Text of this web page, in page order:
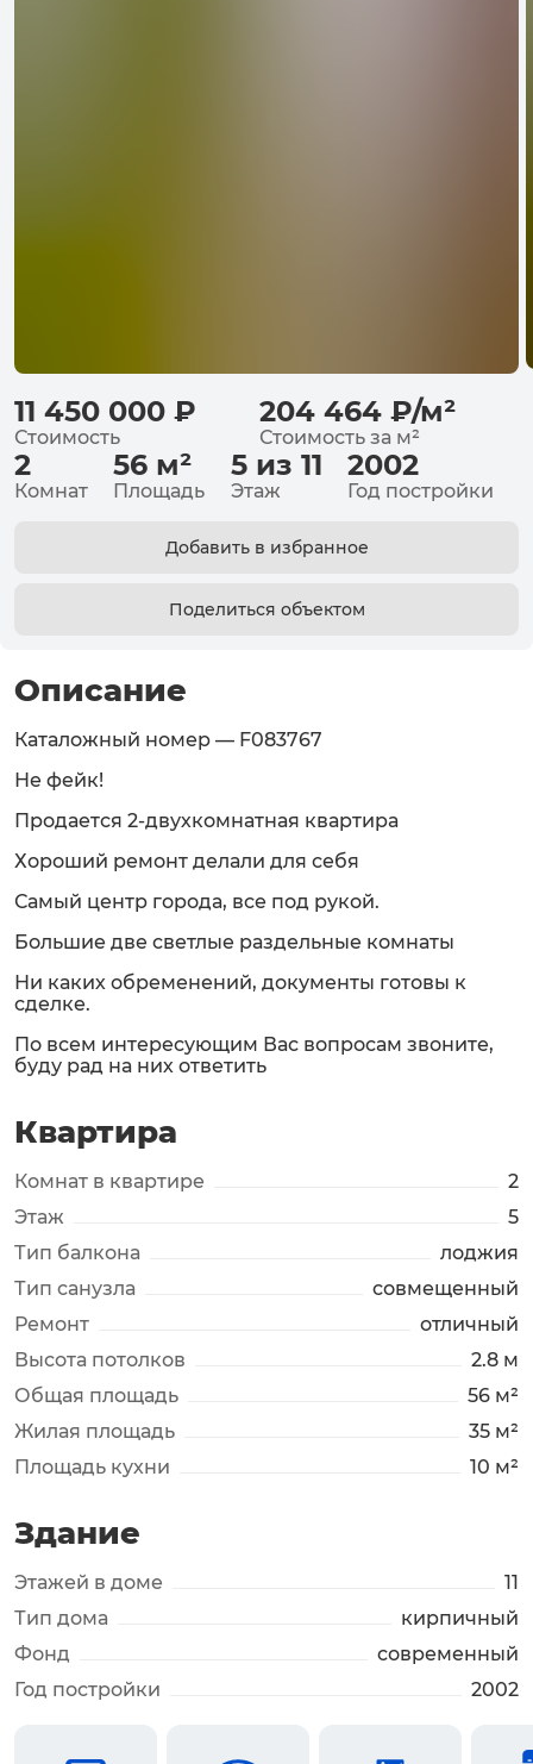
11 450 000 ₽
Стоимость
204 464 ₽/м²
Стоимость за м²
2
Комнат
56 м²
Площадь
5 из 11
Этаж
2002
Год постройки
Добавить в избранное
Поделиться объектом
Описание
Каталожный номер — F083767
Не фейк!
Продается 2-двухкомнатная квартира
Хороший ремонт делали для себя
Самый центр города, все под рукой.
Большие две светлые раздельные комнаты
Ни каких обременений, документы готовы к
сделке.
По всем интересующим Вас вопросам звоните,
буду рад на них ответить
Квартира
Комнат в квартире
2
Этаж
5
Тип балкона
лоджия
Тип санузла
совмещенный
Ремонт
отличный
Высота потолков
2.8 м
Общая площадь
56 м²
Жилая площадь
35 м²
Площадь кухни
10 м²
Здание
Этажей в доме
11
Тип дома
кирпичный
Фонд
современный
Год постройки
2002